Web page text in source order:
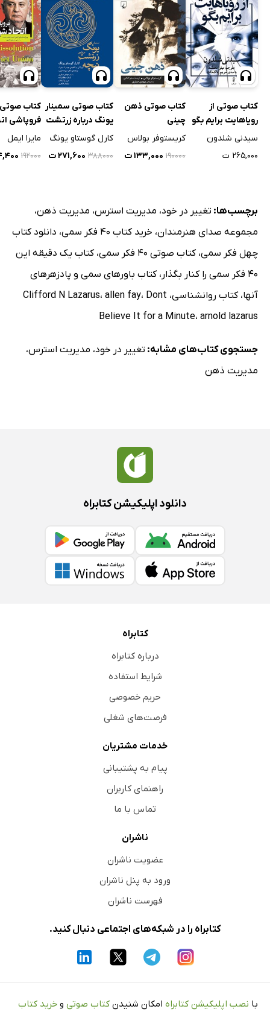
کتاب صوتی از
رویاهایت برایم بگو
سیدنی شلدون
۲۶۵,۰۰۰ ت
کتاب صوتی ذهن
چینی
کریستوفر بولاس
۱۹۰۰۰۰ ۱۳۳,۰۰۰ ت
کتاب صوتی سمینار
یونگ درباره زرتشت
نیچه
کارل گوستاو یونگ
۳۸۸۰۰۰ ۲۷۱,۶۰۰ ت
کتاب صوتی
فروپاشی
شوروی
مایرا ایمل
۱۹۲۰۰۰
برچسب‌ها: تغییر در خود، مدیریت استرس، مدیریت ذهن،
مجموعه صدای هنرمندان، خرید کتاب 40 فکر سمی ، دانلود کتاب
چهل فکر سمی،کتاب صوتی 40 فکر سمی ،کتاب یک دقیقه این
40 فکر سمی را کنار بگذار
،کتاب باورهای سمی و پادزهرهای
آنها،کتاب روانشناسی، Clifford N Lazarus، allen fay، Dont
Believe It for a Minute، arnold lazarus
جستجوی کتاب‌های مشابه: تغییر در خود، مدیریت استرس،
مدیریت ذهن
دانلود اپلیکیشن کتابراه
کتابراه
درباره کتابراه
شرایط استفاده
حریم خصوصی
فرصت‌های شغلی
خدمات مشتریان
پیام به پشتیبانی
راهنمای کاربران
تماس با ما
ناشران
عضویت ناشران
ورود به پنل ناشران
فهرست ناشران
کتابراه را در شبکه‌های اجتماعی دنبال کنید.
با نصب اپلیکیشن کتابراه امکان شنیدن کتاب صوتی و خرید کتاب